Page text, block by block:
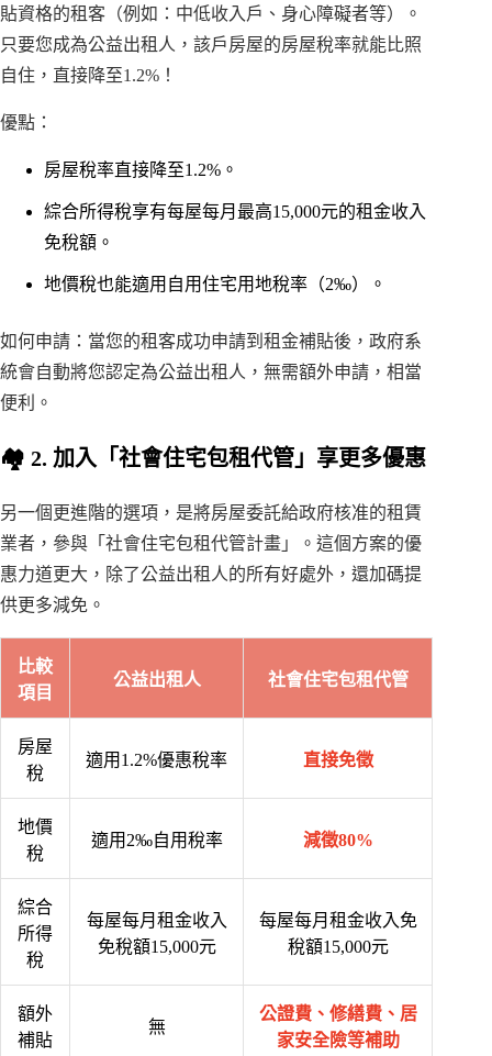
貼資格的租客（例如：中低收入戶、身心障礙者等）。
只要您成為公益出租人，該戶房屋的房屋稅率就能比照
自住，直接降至1.2%！
優點：
房屋稅率直接降至1.2%。
綜合所得稅享有每屋每月最高15,000元的租金收入
免稅額。
地價稅也能適用自用住宅用地稅率（2‰）。
如何申請：當您的租客成功申請到租金補貼後，政府系
統會自動將您認定為公益出租人，無需額外申請，相當
便利。
🏘️ 2. 加入「社會住宅包租代管」享更多優惠
另一個更進階的選項，是將房屋委託給政府核准的租賃
業者，參與「社會住宅包租代管計畫」。這個方案的優
惠力道更大，除了公益出租人的所有好處外，還加碼提
供更多減免。
比較
項目
公益出租人 社會住宅包租代管
房屋
稅
適用1.2%優惠稅率 直接免徵
地價
稅
適用2‰自用稅率 減徵80%
綜合
所得
稅
每屋每月租金收入
免稅額15,000元
每屋每月租金收入免
稅額15,000元
額外
補貼
無
公證費、修繕費、居
家安全險等補助